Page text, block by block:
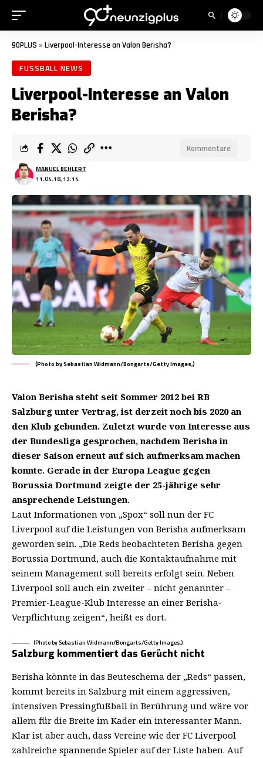
90PLUS » Liverpool-Interesse an Valon Berisha?
FUSSBALL NEWS
Liverpool-Interesse an Valon
Berisha?
11.04.18, 13:14
MANUEL BEHLERT
Kommentare
(Photo by Sebastian Widmann/Bongarts/Getty Images,)
Valon Berisha steht seit Sommer 2012 bei RB
Salzburg unter Vertrag, ist derzeit noch bis 2020 an
den Klub gebunden. Zuletzt wurde von Interesse aus
der Bundesliga gesprochen, nachdem Berisha in
dieser Saison erneut auf sich aufmerksam machen
konnte. Gerade in der Europa League gegen
Borussia Dortmund zeigte der 25-jährige sehr
ansprechende Leistungen.
Laut Informationen von „Spox“ soll nun der FC
Liverpool auf die Leistungen von Berisha aufmerksam
geworden sein. „Die Reds beobachteten Berisha gegen
Borussia Dortmund, auch die Kontaktaufnahme mit
seinem Management soll bereits erfolgt sein. Neben
Liverpool soll auch ein zweiter – nicht genannter –
Premier-League-Klub Interesse an einer Berisha-
Verpflichtung zeigen“, heißt es dort.
(Photo by Sebastian Widmann/Bongarts/Getty Images,)
Salzburg kommentiert das Gerücht nicht
Berisha könnte in das Beuteschema der „Reds“ passen,
kommt bereits in Salzburg mit einem aggressiven,
intensiven Pressingfußball in Berührung und wäre vor
allem für die Breite im Kader ein interessanter Mann.
Klar ist aber auch, dass Vereine wie der FC Liverpool
zahlreiche spannende Spieler auf der Liste haben. Auf